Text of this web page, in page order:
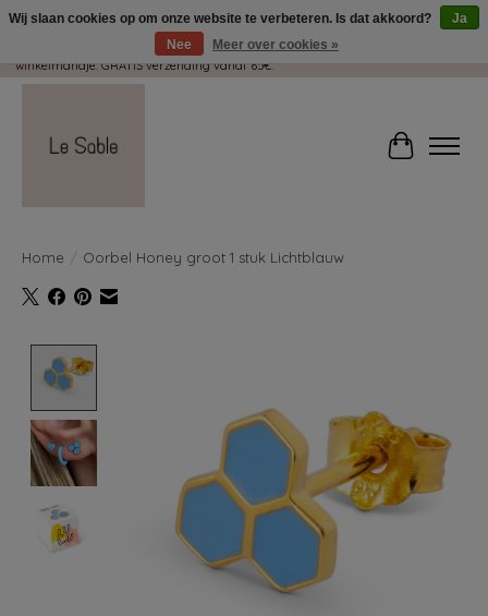
Wij pakken met plezier jouw kadootjes GRATIS in! Duid dit zeker aan in je
winkelmandje. GRATIS verzending vanaf 65€.
Home Oorbel Honey groot 1 stuk Lichtblauw
Wij slaan cookies op om onze website te verbeteren. Is dat akkoord?
Ja
Nee
Meer over cookies »